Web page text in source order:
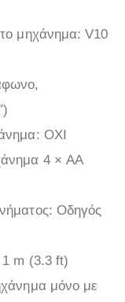
μηχάνημα: V10
ΟΧΙ
4 × AA
Οδηγός
1 m (3.3 ft)
μόνο με